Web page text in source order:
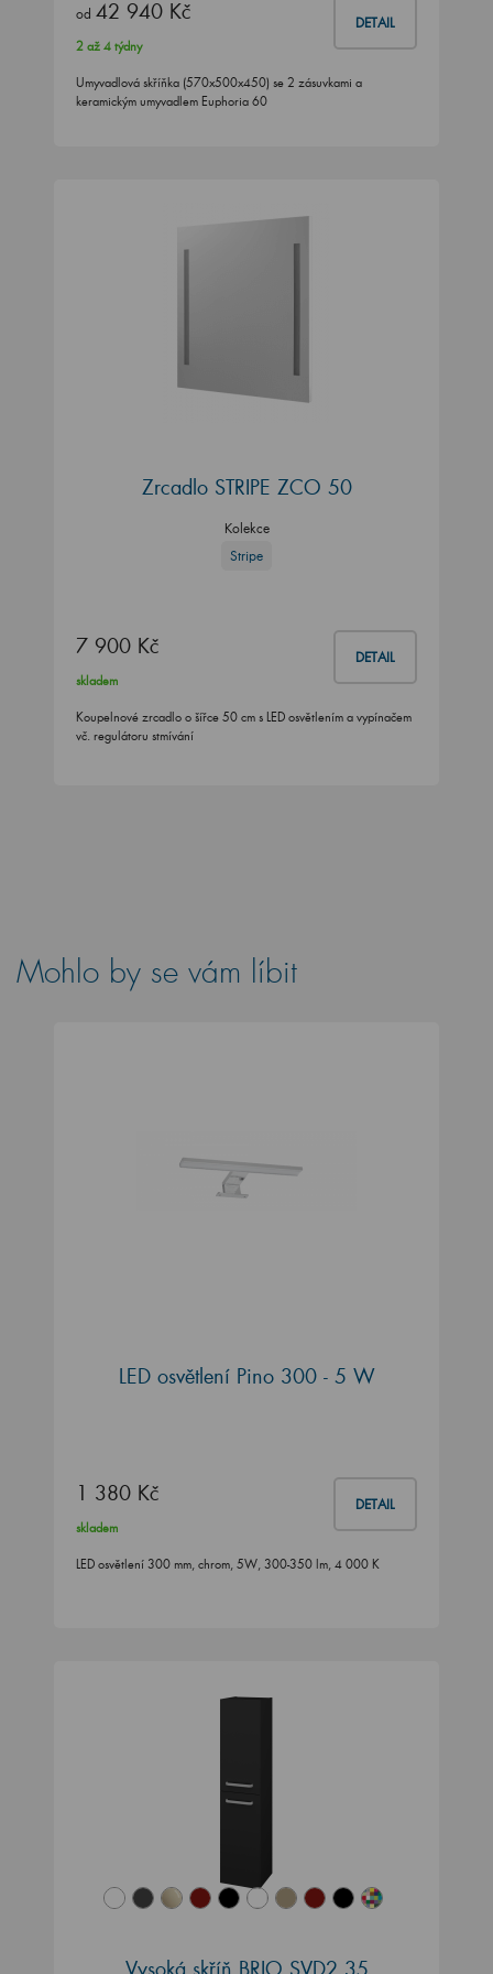
od 42 940 Kč DETAIL
2 až 4 týdny
Umyvadlová skříňka (570x500x450) se 2 zásuvkami a
keramickým umyvadlem Euphoria 60
Zrcadlo STRIPE ZCO 50
Kolekce
Stripe
7 900 Kč DETAIL
skladem
Koupelnové zrcadlo o šířce 50 cm s LED osvětlením a vypínačem
vč. regulátoru stmívání
Mohlo by se vám líbit
LED osvětlení Pino 300 - 5 W
1 380 Kč DETAIL
skladem
LED osvětlení 300 mm, chrom, 5W, 300-350 lm, 4 000 K